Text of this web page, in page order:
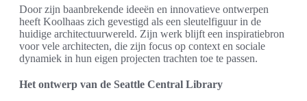
Door zijn baanbrekende ideeën en innovatieve ontwerpen
heeft Koolhaas zich gevestigd als een sleutelfiguur in de
huidige architectuurwereld. Zijn werk blijft een inspiratiebron
voor vele architecten, die zijn focus op context en sociale
dynamiek in hun eigen projecten trachten toe te passen.
Het ontwerp van de Seattle Central Library